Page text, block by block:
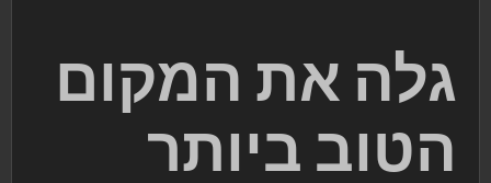
גלה את המקום
הטוב ביותר